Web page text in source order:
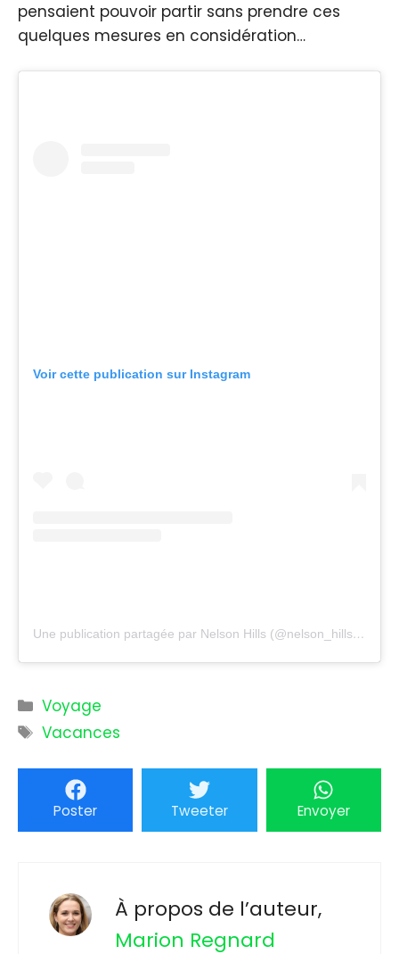
pensaient pouvoir partir sans prendre ces
quelques mesures en considération…
Voir cette publication sur Instagram
Une publication partagée par Nelson Hills (@nelson_hills45)
Catégories
Voyage
Étiquettes
Vacances
Poster Tweeter Envoyer
À propos de l’auteur,
Marion Regnard